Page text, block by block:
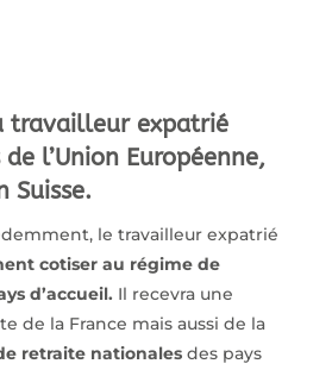
travailleur expatrié
l’Union Européenne,
Suisse.
le travailleur expatrié
cotiser au régime de
d’accueil. Il recevra une
de la France mais aussi de la
retraite nationalesdes pays